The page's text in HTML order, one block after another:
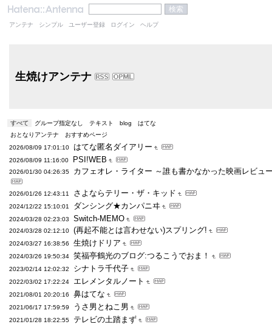
アンテナ シンプル ユーザー登録 ログイン ヘルプ
生焼けアンテナ
すべて グループ指定なし テキスト blog
はてな
おとなりアンテナ
おすすめページ
2026/08/09 17:01:10
はてな匿名ダイアリー
2026/08/09 11:16:00 PSI!WEB
2026/01/30 04:26:35 カフェオレ・ライター ～誰も書かなかった映画レビュ
2026/01/26 12:43:11 さよならテリー・ザ・キッド
2024/12/22 15:10:01 ダンシング★カンパニヰ
2024/03/28 02:23:03 Switch-MEMO
2024/03/28 02:12:10 (再起不能とは言わせない)スプリング!
2024/03/27 16:38:56 生焼けドリア
2024/03/26 19:50:34 笑福亭鶴光のブログ:つるこうでおま！
2023/02/14 12:02:32 シナトラ千代子
2022/03/02 17:22:24 エレメンタルノート
2021/08/01 20:20:16 鼻はてな
2021/06/17 17:59:59 うさ男とねこ男
2021/01/28 18:22:55 テレビの土踏まず